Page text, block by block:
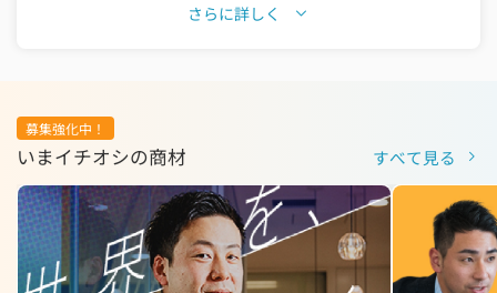
さらに詳しく
募集強化中！
いまイチオシの商材 すべて見る